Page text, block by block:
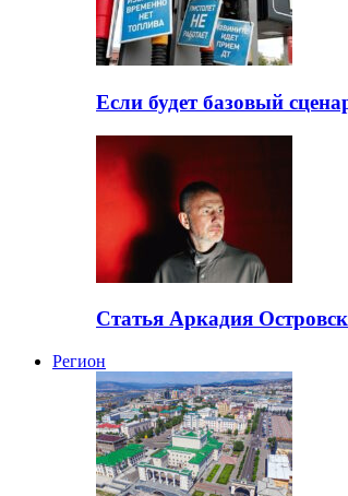
Если будет базовый
Статья Аркадия
Регион